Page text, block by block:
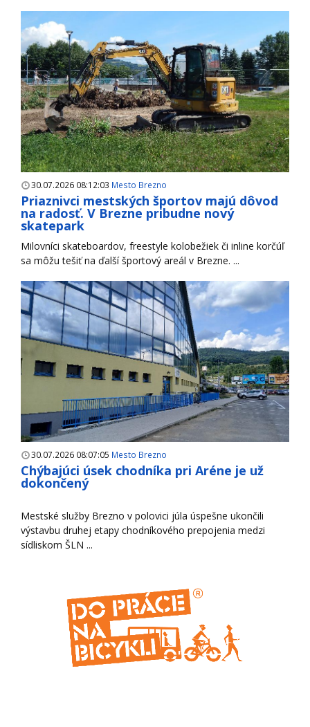
30.07.2026 08:12:03 Mesto Brezno
Priaznivci mestských športov majú dôvod
na radosť. V Brezne pribudne nový
skatepark
Milovníci skateboardov, freestyle kolobežiek či inline korčúľ
sa môžu tešiť na ďalší športový areál v Brezne. ...
30.07.2026 08:07:05 Mesto Brezno
Chýbajúci úsek chodníka pri Aréne je už
dokončený
Mestské služby Brezno v polovici júla úspešne ukončili
výstavbu druhej etapy chodníkového prepojenia medzi
sídliskom ŠLN ...